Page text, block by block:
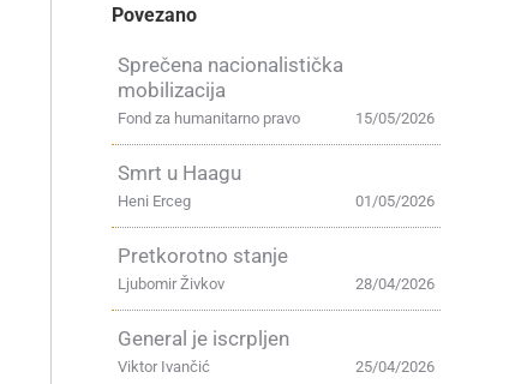
Povezano
Sprečena nacionalistička
mobilizacija
15/05/2026
Fond za humanitarno pravo
Smrt u Haagu
01/05/2026
Heni Erceg
Pretkorotno stanje
28/04/2026
Ljubomir Živkov
General je iscrpljen
25/04/2026
Viktor Ivančić